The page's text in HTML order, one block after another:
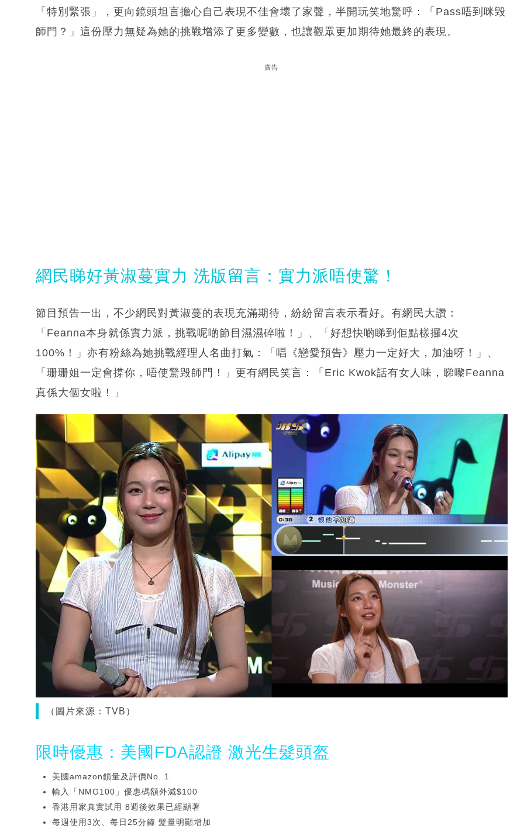
「特別緊張」，更向鏡頭坦言擔心自己表現不佳會壞了家聲，半開玩笑地驚呼：「Pass唔到咪毁
師門？」這份壓力無疑為她的挑戰增添了更多變數，也讓觀眾更加期待她最終的表現。
廣告
網民睇好黃淑蔓實力 洗版留言：實力派唔使驚！
節目預告一出，不少網民對黃淑蔓的表現充滿期待，紛紛留言表示看好。有網民大讚：
「Feanna本身就係實力派，挑戰呢啲節目濕濕碎啦！」、「好想快啲睇到佢點樣攞4次
100%！」亦有粉絲為她挑戰經理人名曲打氣：「唱《戀愛預告》壓力一定好大，加油呀！」、
「珊珊姐一定會撐你，唔使驚毁師門！」更有網民笑言：「Eric Kwok話有女人味，睇嚟Feanna
真係大個女啦！」
（圖片來源：TVB）
限時優惠：美國FDA認證 激光生髮頭盔
美國amazon鎖量及評價No. 1
輸入「NMG100」優惠碼額外減$100
香港用家真實試用 8週後效果已經顯著
每週使用3次、每日25分鐘 髮量明顯增加